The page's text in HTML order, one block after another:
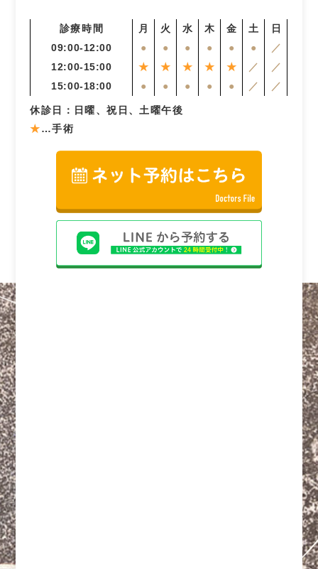
診療時間 月 火 水 木 金 土
日
09:00-12:00
● ● ● ● ● ●
／
12:00-15:00
★ ★ ★ ★ ★ ／
／
15:00-18:00
● ● ● ● ● ／ ／
休診日：日曜、祝日、土曜午後
★…手術